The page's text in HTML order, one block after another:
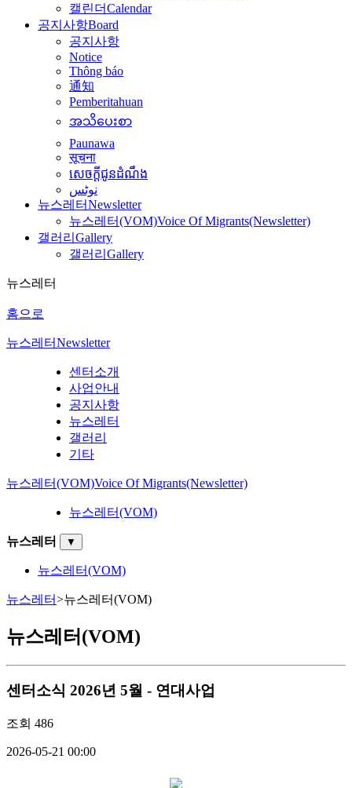
캘린더Calendar
공지사항Board
공지사항
Notice
Thông báo
通知
Pemberitahuan
အသိပေးစာ
Paunawa
सूचना
សេចក្តីជូនដំណឹង
نوٹس
뉴스레터Newsletter
뉴스레터(VOM)Voice Of Migrants(Newsletter)
갤러리 Gallery
갤러리 Gallery
뉴스레터
홈으로
뉴스레터Newsletter
센터소개
사업안내
공지사항
뉴스레터
갤러리
기타
뉴스레터(VOM)Voice Of Migrants(Newsletter)
뉴스레터(VOM)
뉴스레터 ▼
뉴스레터(VOM)
뉴스레터>뉴스레터(VOM)
뉴스레터(VOM)
센터소식 2026년 5월 - 연대사업
조회 486
2026-05-21 00:00